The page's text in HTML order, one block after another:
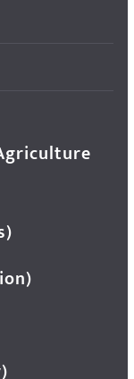
Agriculture